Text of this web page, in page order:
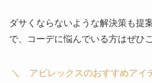
ダサくならないような解決策も提
で、コーデに悩んでいる方はぜひ
＼ アビレックスのおすすめアイ